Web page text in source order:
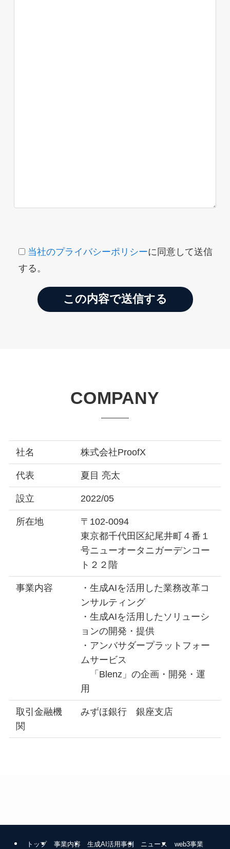
当社のプライバシーポリシーに同意して送信
する。
COMPANY
社名 株式会社ProofX
代表 夏目 亮太
設立 2022/05
所在地
〒102-0094
東京都千代田区紀尾井町４番１
号ニューオータニガーデンコー
ト２２階
事業内容
・生成AIを活用した業務改革コ
ンサルティング
・生成AIを活用したソリューシ
ョンの開発・提供
・アンバサダープラットフォー
ムサービス
「Blenz」の企画・開発・運
用
取引金融機
関
みずほ銀行 銀座支店
トップ 事業内容 生成AI活用事例 ニュース web3事業